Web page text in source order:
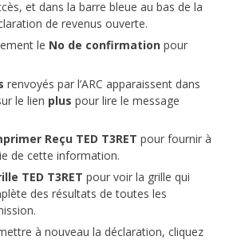
et dans la barre bleue au bas de la
de revenus ouverte.
le No de confirmation pour
renvoyés par l’ARC apparaissent dans
le lien plus pour lire le message
Reçu TED T3RET pour fournir à
de cette information.
TED T3RET pour voir la grille qui
des résultats de toutes les
à nouveau la déclaration, cliquez